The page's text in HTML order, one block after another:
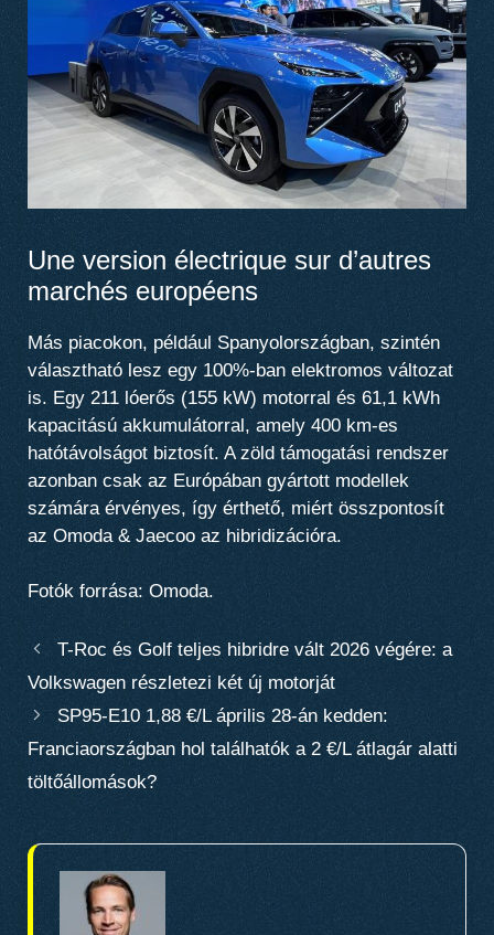
Une version électrique sur d’autres
marchés européens
Más piacokon, például Spanyolországban, szintén
választható lesz egy 100%-ban elektromos változat
is. Egy 211 lóerős (155 kW) motorral és 61,1 kWh
kapacitású akkumulátorral, amely 400 km-es
hatótávolságot biztosít. A zöld támogatási rendszer
azonban csak az Európában gyártott modellek
számára érvényes, így érthető, miért összpontosít
az Omoda & Jaecoo az hibridizációra.
Fotók forrása: Omoda.
T-Roc és Golf teljes hibridre vált 2026 végére: a
Volkswagen részletezi két új motorját
SP95-E10 1,88 €/L április 28-án kedden:
Franciaországban hol találhatók a 2 €/L átlagár alatti
töltőállomások?